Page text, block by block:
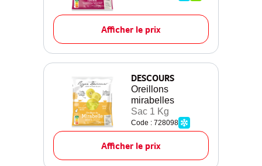
Afficher le prix
DESCOURS
Oreillons
mirabelles
Sac 1 Kg
Code : 728098
Afficher le prix